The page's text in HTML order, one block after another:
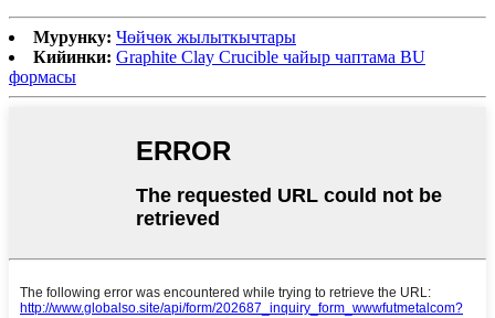
Мурунку: Чөйчөк жылыткычтары
Кийинки: Graphite Clay Crucible чайыр чаптама BU
формасы